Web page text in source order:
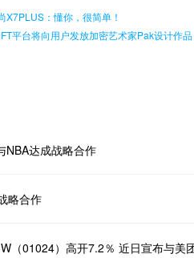
X7PLUS：懂你，很简单！
平台将向用户发放加密艺术家Pak设计作品
NBA达成战略合作
略合作